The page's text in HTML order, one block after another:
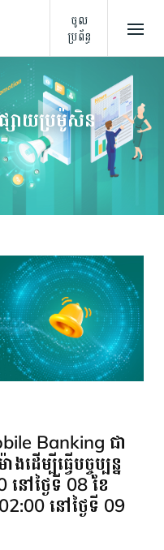
ចូល
ប្រព័ន្ធ
ផ្សាយប្រម៉ូសិន
Banking ជា
ើម្បីធ្វើបច្ចុប្បន្ន
នៅថ្ងៃទី 08 ខែ
នៅថ្ងៃទី 09